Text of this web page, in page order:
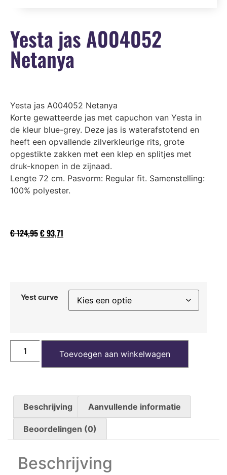
Yesta jas A004052
Netanya
Yesta jas A004052 Netanya
Korte gewatteerde jas met capuchon van Yesta in
de kleur blue-grey. Deze jas is waterafstotend en
heeft een opvallende zilverkleurige rits, grote
opgestikte zakken met een klep en splitjes met
druk-knopen in de zijnaad.
Lengte 72 cm. Pasvorm: Regular fit. Samenstelling:
100% polyester.
€124,95€93,71
Yest curve
Toevoegen aan winkelwagen
Beschrijving Aanvullende informatie
Beoordelingen (0)
Beschrijving